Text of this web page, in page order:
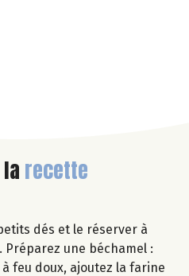
recette
dés et le réserver à
une béchamel :
feu doux, ajoutez la farine